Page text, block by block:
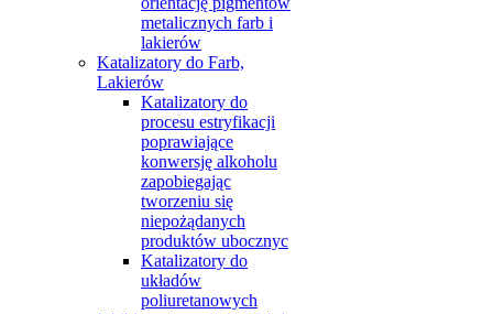
metalicznych farb i
lakierów
Katalizatory do Farb,
Lakierów
Katalizatory do
procesu estryfikacji
poprawiające
konwersję alkoholu
zapobiegając
tworzeniu się
niepożądanych
produktów ubocznyc
Katalizatory do
układów
poliuretanowych